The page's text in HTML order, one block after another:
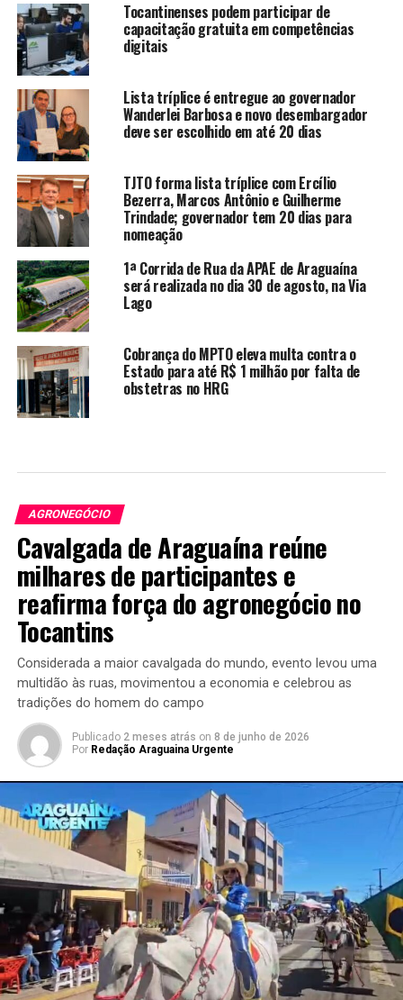
Tocantinenses podem participar de
capacitação gratuita em competências
digitais
Lista tríplice é entregue ao governador
Wanderlei Barbosa e novo desembargador
deve ser escolhido em até 20 dias
TJTO forma lista tríplice com Ercílio
Bezerra, Marcos Antônio e Guilherme
Trindade; governador tem 20 dias para
nomeação
1ª Corrida de Rua da APAE de Araguaína
será realizada no dia 30 de agosto, na Via
Lago
Cobrança do MPTO eleva multa contra o
Estado para até R$ 1 milhão por falta de
obstetras no HRG
AGRONEGÓCIO
Cavalgada de Araguaína reúne
milhares de participantes e
reafirma força do agronegócio no
Tocantins
Considerada a maior cavalgada do mundo, evento levou uma
multidão às ruas, movimentou a economia e celebrou as
tradições do homem do campo
Publicado 2 meses atrás on 8 de junho de 2026
Por Redação Araguaina Urgente